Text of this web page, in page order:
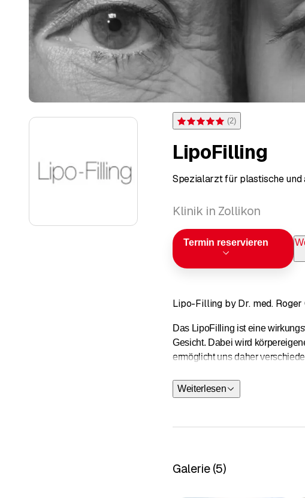
Bewertung 5 von 5 Sternen bei 2
(2)
LipoFilling
Spezialarzt für plastische und
Klinik in Zollikon
Termin reservieren
Lipo-Filling by Dr. med. Roger
Das LipoFilling ist eine
Gesicht. Dabei wird
ermöglicht uns daher
Durch eingehende Beratung
Weiterlesen
Galerie (5)